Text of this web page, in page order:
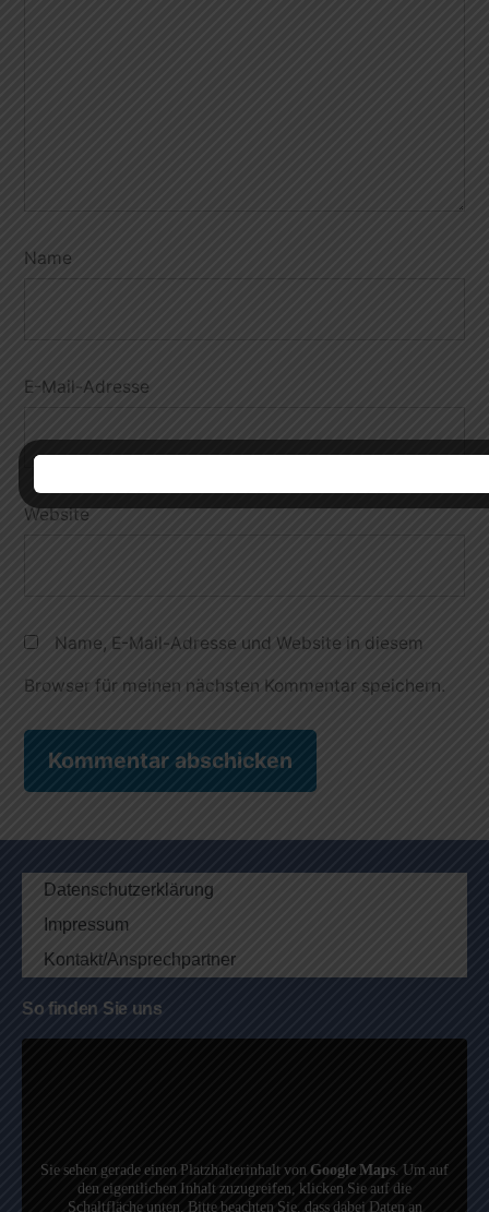
Name
E-Mail-Adresse
Website
Name, E-Mail-Adresse und Website in diesem
Browser für meinen nächsten Kommentar speichern.
Datenschutzerklärung
Impressum
Kontakt/Ansprechpartner
So finden Sie uns
Sie sehen gerade einen Platzhalterinhalt vonGoogle Maps. Um auf
den eigentlichen Inhalt zuzugreifen, klicken Sie auf die
Schaltfläche unten. Bitte beachten Sie, dass dabei Daten an